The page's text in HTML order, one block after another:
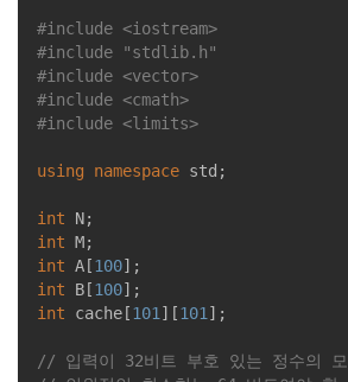
#include <iostream>
#include
"stdlib.h"
#include <vector>
#include <cmath>
#include <limits>
using namespace std;
int
int
int A[100
int B[100
int cache[101 ][101 ];
// 입력이 32비트 부호 있는 정수의